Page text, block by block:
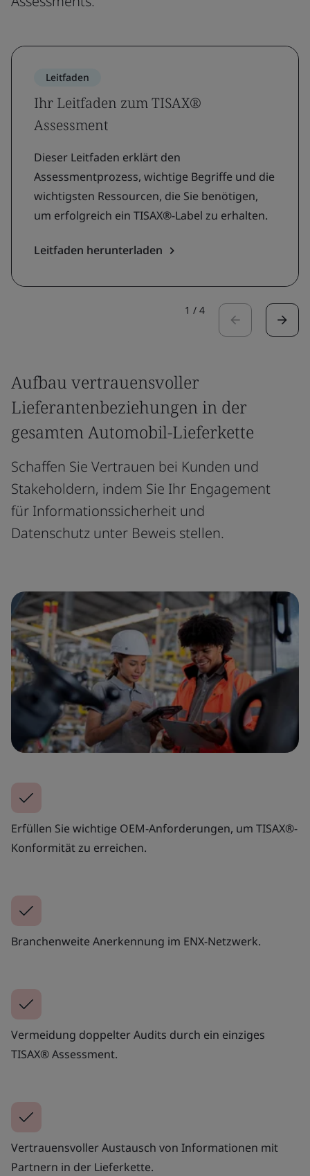
Leitfaden
Ihr Leitfaden zum TISAX®
Assessment
Dieser Leitfaden erklärt den
Assessmentprozess, wichtige Begriffe und die
wichtigsten Ressourcen, die Sie benötigen,
um erfolgreich ein TISAX®-Label zu erhalten.
Leitfaden herunterladen
1 / 4
Aufbau vertrauensvoller
Lieferantenbeziehungen in der
gesamten Automobil-Lieferkette
Schaffen Sie Vertrauen bei Kunden und
Stakeholdern, indem Sie Ihr Engagement
für Informationssicherheit und
Datenschutz unter Beweis stellen.
Erfüllen Sie wichtige OEM-Anforderungen, um TISAX®-
Konformität zu erreichen.
Branchenweite Anerkennung im ENX-Netzwerk.
Vermeidung doppelter Audits durch ein einziges
TISAX® Assessment.
Vertrauensvoller Austausch von Informationen mit
Partnern in der Lieferkette.